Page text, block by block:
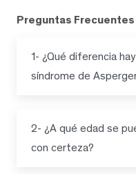
Preguntas Frecuentes
1- ¿Qué diferencia
síndrome de
2- ¿A qué edad se
con certeza?